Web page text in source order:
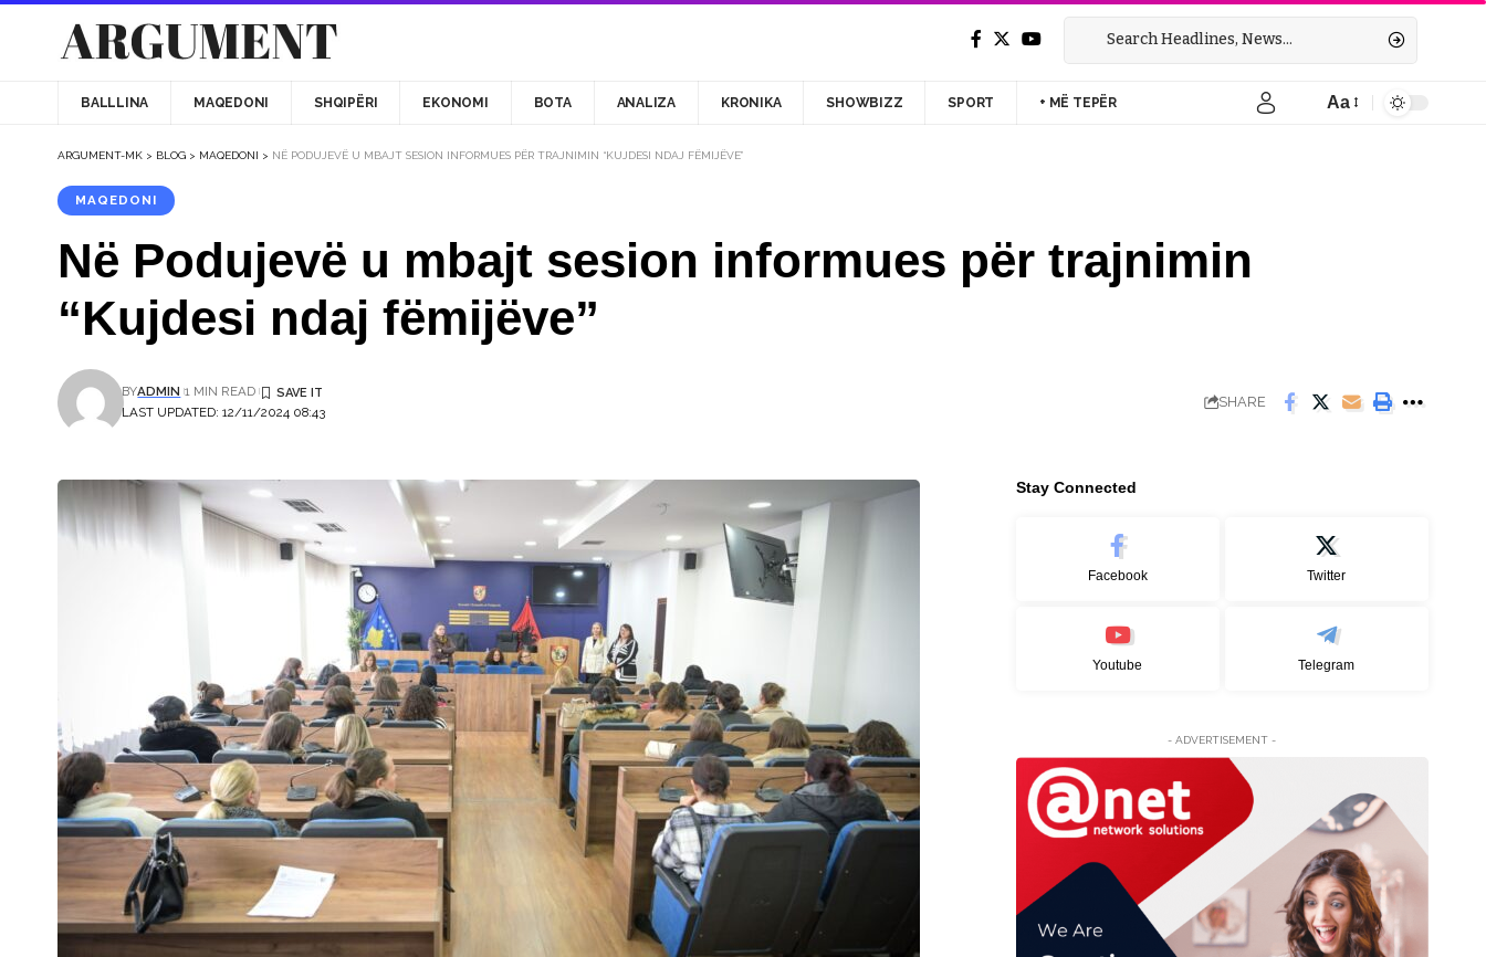
BALLLINA MAQEDONI SHQIPËRI EKONOMI BOTA ANALIZA KRONIKA SHOWBIZZ SPORT + MË TEPËR Aa
ARGUMENT-MK > BLOG > MAQEDONI > NË PODUJEVË U MBAJT SESION INFORMUES PËR TRAJNIMIN “KUJDESI NDAJ FËMIJËVE”
MAQEDONI
Në Podujevë u mbajt sesion informues për trajnimin
“Kujdesi ndaj fëmijëve”
LAST UPDATED: 12/11/2024 08:43
BYADMIN 1 MIN READ
SHARE
Stay Connected
Facebook Twitter
Youtube Telegram
- ADVERTISEMENT -